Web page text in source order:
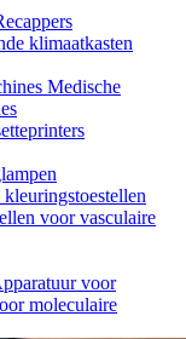
klimaatkasten
Medische
voor vasculaire
voor
moleculaire